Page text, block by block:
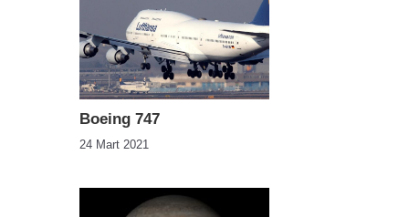
Boeing 747
24 Mart 2021